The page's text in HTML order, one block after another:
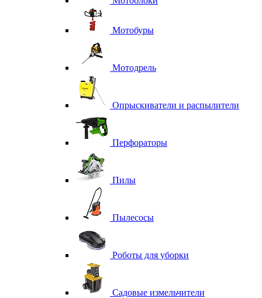
Мотобуры
Мотодрель
Опрыскиватели и распылители
Перфораторы
Пилы
Пылесосы
Роботы для уборки
Садовые измельчители